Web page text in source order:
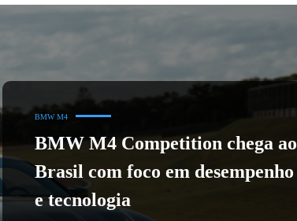
BMW M4
BMW M4 Competition chega ao
Brasil com foco em desempenho
e tecnologia